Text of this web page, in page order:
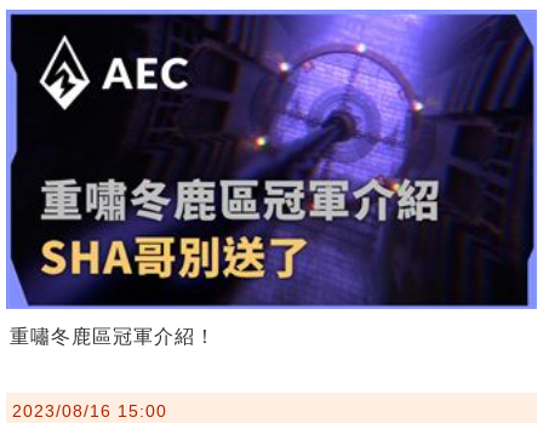
重嘯冬鹿區冠軍介紹！
2023/08/16 15:00